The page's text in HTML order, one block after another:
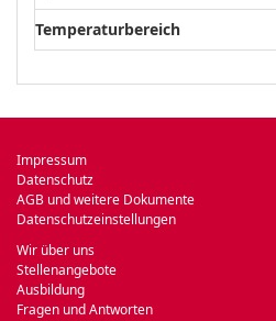
Temperaturbereich
Impressum
Datenschutz
AGB und weitere Dokumente
Datenschutzeinstellungen
Wir über uns
Stellenangebote
Ausbildung
Fragen und Antworten